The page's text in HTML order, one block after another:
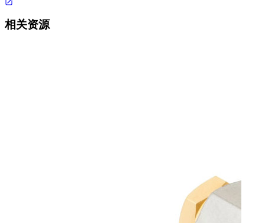
相关资源